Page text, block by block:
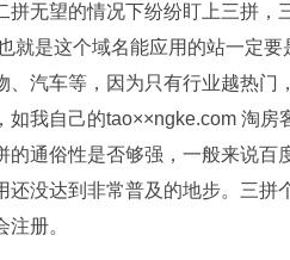
望的情况下纷纷盯上三拼，
就是这个域名能应用的站一定
、汽车等，因为只有行业越热
如我自己的tao××ngke.com 淘
的通俗性是否够强，一般来说
还没达到非常普及的地步。三
册。